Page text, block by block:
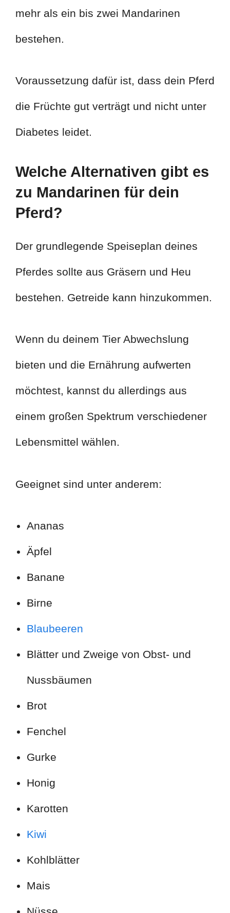
mehr als ein bis zwei Mandarinen
bestehen.
Voraussetzung dafür ist, dass dein Pferd
die Früchte gut verträgt und nicht unter
Diabetes leidet.
Welche Alternativen gibt es
zu Mandarinen für dein
Pferd?
Der grundlegende Speiseplan deines
Pferdes sollte aus Gräsern und Heu
bestehen. Getreide kann hinzukommen.
Wenn du deinem Tier Abwechslung
bieten und die Ernährung aufwerten
möchtest, kannst du allerdings aus
einem großen Spektrum verschiedener
Lebensmittel wählen.
Geeignet sind unter anderem:
Ananas
Äpfel
Banane
Birne
Blaubeeren
Blätter und Zweige von Obst- und
Nussbäumen
Brot
Fenchel
Gurke
Honig
Karotten
Kiwi
Kohlblätter
Mais